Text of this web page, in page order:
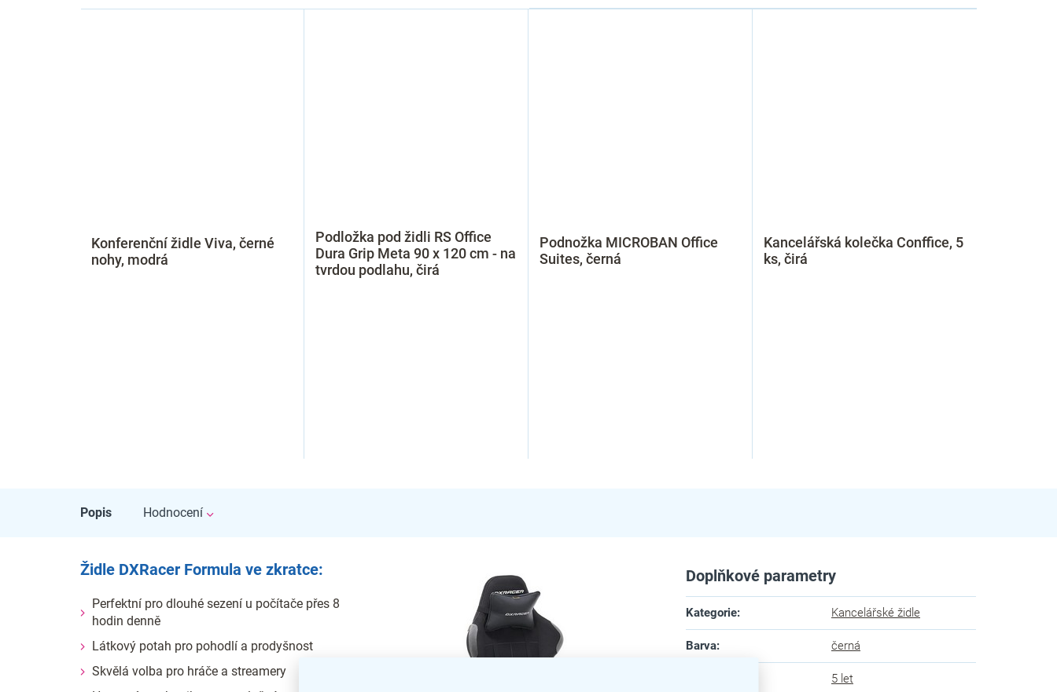
Konferenční židle Viva, černé
nohy, modrá
Podložka pod židli RS Office
Dura Grip Meta 90 x 120 cm - na
tvrdou podlahu, čirá
Podnožka MICROBAN Office
Suites, černá
Kancelářská kolečka Conffice, 5
ks, čirá
Popis Hodnocení
Židle DXRacer Formula ve zkratce:
Perfektní pro dlouhé sezení u počítače přes 8
hodin denně
Látkový potah pro pohodlí a prodyšnost
Skvělá volba pro hráče a streamery
Doplňkové parametry
Kategorie: Kancelářské židle
Barva: černá
5 let